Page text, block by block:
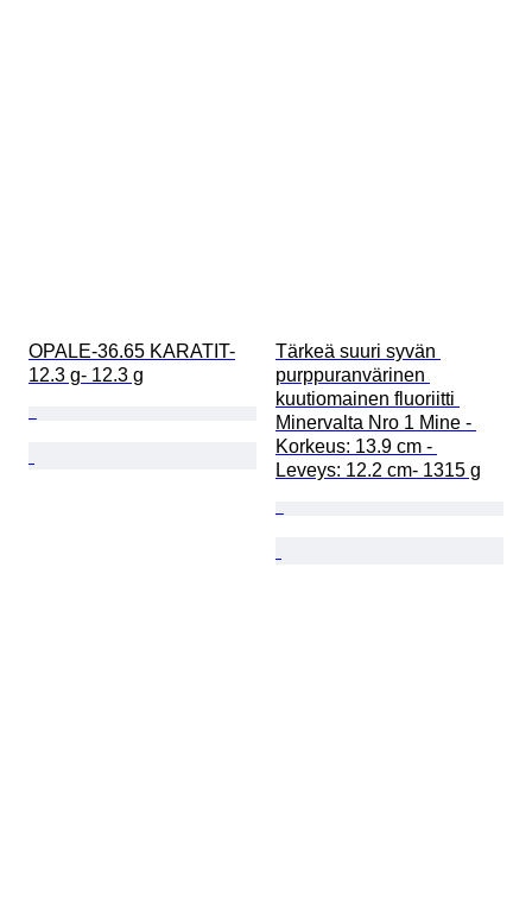
OPALE-36.65 KARATIT-
12.3 g- 12.3 g
Tärkeä suuri syvän
purppuranvärinen
kuutiomainen fluoriitti
Minervalta Nro 1 Mine -
Korkeus: 13.9 cm -
Leveys: 12.2 cm- 1315 g